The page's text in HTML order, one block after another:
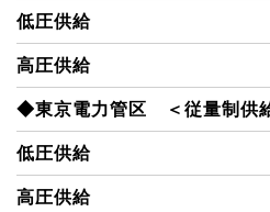
低圧供給
高圧供給
◆東京電力管区 ＜従量制供
低圧供給
高圧供給